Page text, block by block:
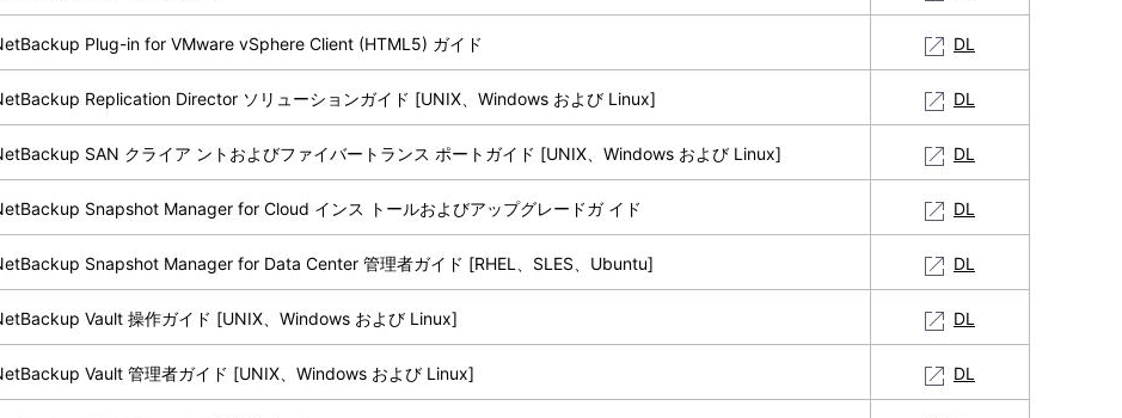
Plug-in for VMware vSphere Client (HTML5) ガイド DL
Replication Director ソリューションガイド [UNIX、Windows および Linux] DL
SAN クライア ントおよびファイバートランス ポートガイド [UNIX、Windows および Linux] DL
Snapshot Manager for Cloud インス トールおよびアップグレードガ イド DL
Snapshot Manager for Data Center 管理者ガイド [RHEL、SLES、Ubuntu] DL
Vault 操作ガイド [UNIX、Windows および Linux] DL
Vault 管理者ガイド [UNIX、Windows および Linux] DL